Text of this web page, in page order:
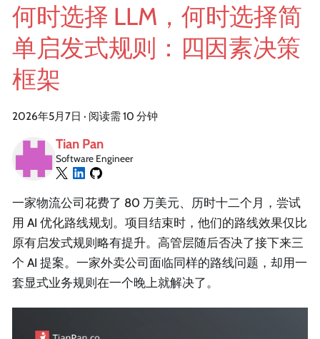
何时选择 LLM，何时选择简
单启发式规则：四因素决策
框架
2026年5月7日 · 阅读需 10 分钟
Tian Pan
Software Engineer
一家物流公司花费了 80 万美元、历时十二个月，尝试
用 AI 优化路线规划。项目结束时，他们的路线效果仅比
原有启发式规则略有提升。高管层随后否决了接下来三
个 AI 提案。一家外卖公司面临同样的路线问题，却用一
套显式业务规则在一个晚上就解决了。